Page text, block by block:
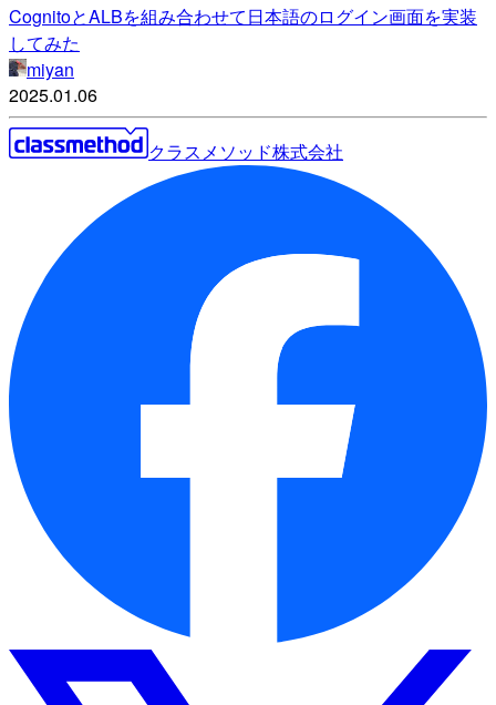
CognitoとALBを組み合わせて日本語のログイン画面を実装
してみた
miyan
2025.01.06
クラスメソッド株式会社